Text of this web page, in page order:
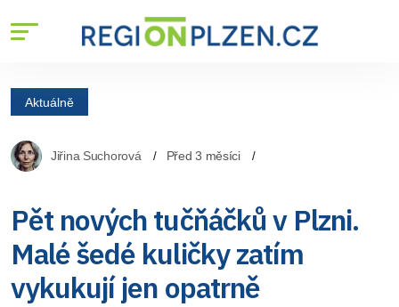
Aktuálně
Jiřina Suchorová Před 3 měsíci
Pět nových tučňáčků v Plzni.
Malé šedé kuličky zatím
vykukují jen opatrně